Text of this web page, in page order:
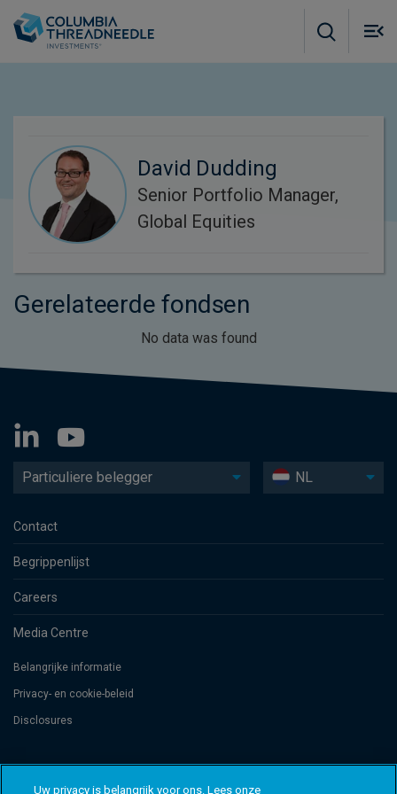
David Dudding
Senior Portfolio Manager,
Global Equities
Gerelateerde fondsen
No data was found
Particuliere belegger NL
Contact
Begrippenlijst
Careers
Media Centre
Belangrijke informatie
Privacy- en cookie-beleid
Disclosures
de Commerce et des Sociétés (Luxembourg), No. B 110242 and/or
Uw privacy is belangrijk voor ons. Lees onze